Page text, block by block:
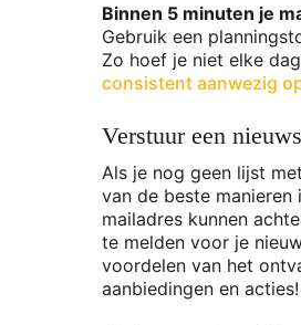
Binnen 5 minuten je
Gebruik een
Zo hoef je niet elke
consistent aanwezig
Verstuur een
Als je nog geen lijst
van de beste
mailadres kunnen
te melden voor je
voordelen van het
aanbiedingen en acties!